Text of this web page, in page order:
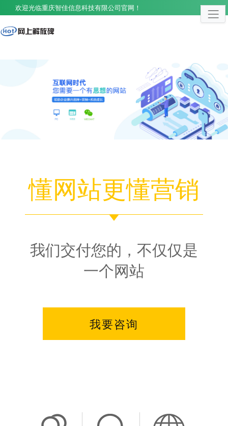
欢迎光临重庆智佳信息科技有限公司官网！
懂网站更懂营销
我们交付您的，不仅仅是
一个网站
我要咨询